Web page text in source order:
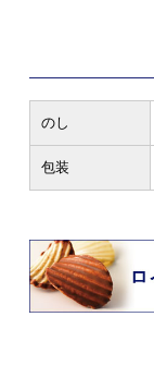
のし
包装